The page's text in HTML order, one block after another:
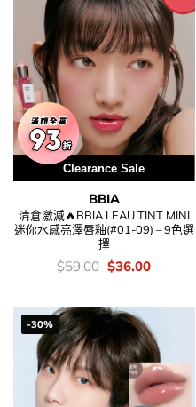
Clearance Sale
BBIA
清倉激減🔥BBIA LEAU TINT MINI
迷你水感亮澤唇釉(#01-09) – 9色選
擇
價
$59.00 Original
$59.00.
$36.00Current
$36.00.
-30%